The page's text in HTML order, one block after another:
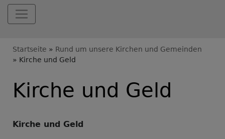
Hauptnavigation
Breadcrumb
Startseite
Rund um unsere Kirchen und Gemeinden
Kirche und Geld
Kirche und Geld
Kirche und Geld